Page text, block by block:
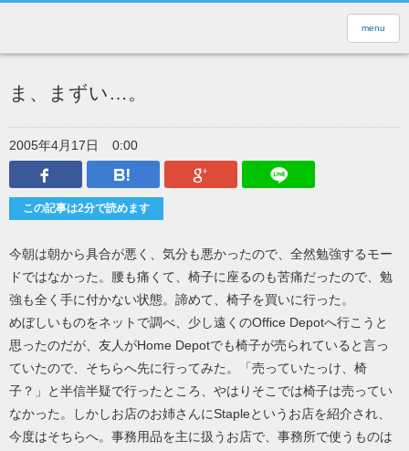
menu
ま、まずい…。
2005年4月17日
0:00
Facebook
はてなブックマークGoogle Plus
この記事は2分で読めます
今朝は朝から具合が悪く、気分も悪かったので、全然勉強するモー
ドではなかった。腰も痛くて、椅子に座るのも苦痛だったので、勉
強も全く手に付かない状態。諦めて、椅子を買いに行った。
めぼしいものをネットで調べ、少し遠くのOffice Depotへ行こうと
思ったのだが、友人がHome Depotでも椅子が売られていると言っ
ていたので、そちらへ先に行ってみた。「売っていたっけ、椅
子？」と半信半疑で行ったところ、やはりそこでは椅子は売ってい
なかった。しかしお店のお姉さんにStapleというお店を紹介され、
今度はそちらへ。事務用品を主に扱うお店で、事務所で使うものは